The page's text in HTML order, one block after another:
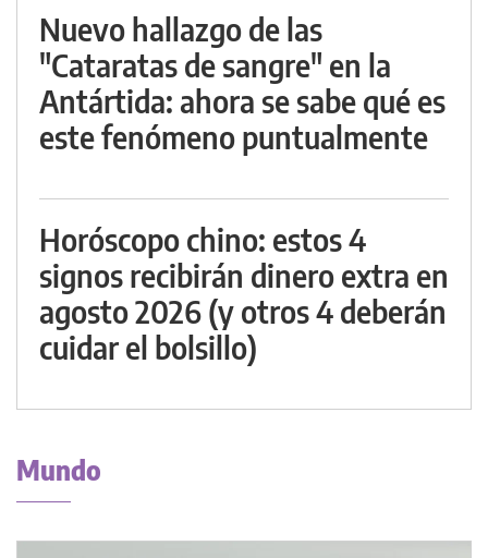
Nuevo hallazgo de las
"Cataratas de sangre" en la
Antártida: ahora se sabe qué es
este fenómeno puntualmente
Horóscopo chino: estos 4
signos recibirán dinero extra en
agosto 2026 (y otros 4 deberán
cuidar el bolsillo)
Mundo